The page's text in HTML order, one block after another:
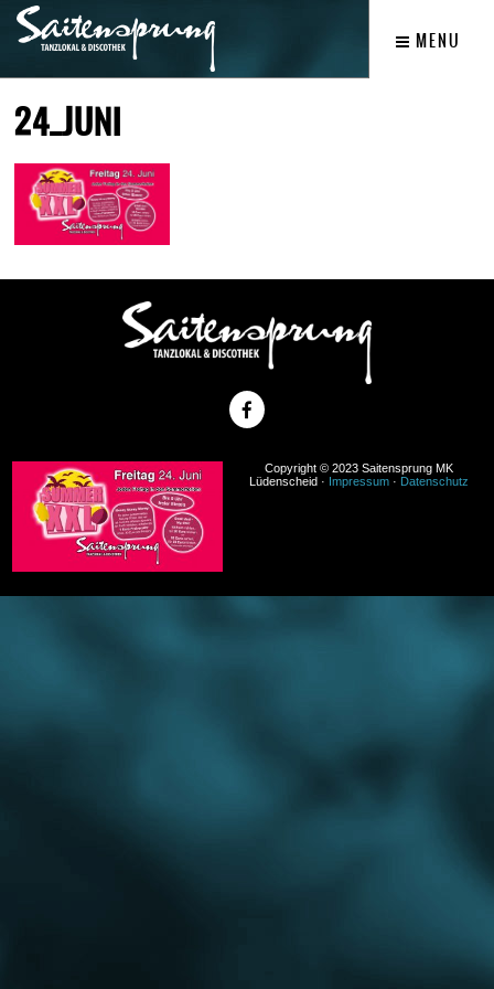
MENU
24_JUNI
Copyright © 2023 Saitensprung MK
Lüdenscheid · Impressum · Datenschutz